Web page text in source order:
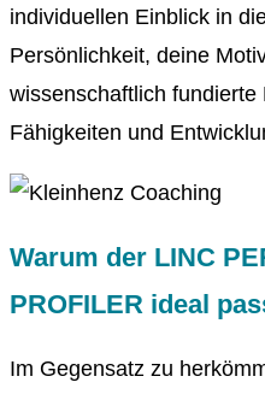
individuellen Einblick in
Persönlichkeit, deine
wissenschaftlich
Fähigkeiten und
Warum der LINC
PROFILER ideal
Im Gegensatz zu